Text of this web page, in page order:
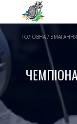
ГОЛОВНА /